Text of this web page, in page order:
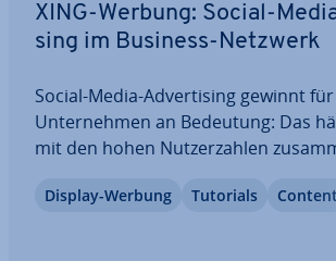
XING-Werbung: Social-
sing im Business-Netzwerk
Social-Media-Ad­ver­ti­sing gewinnt
Un­ter­neh­men an Bedeutung: Das
mit den hohen Nut­zer­zah­len
grup­pen­be­stim­mung. Für das B2B-
Display-Werbung Tutorials